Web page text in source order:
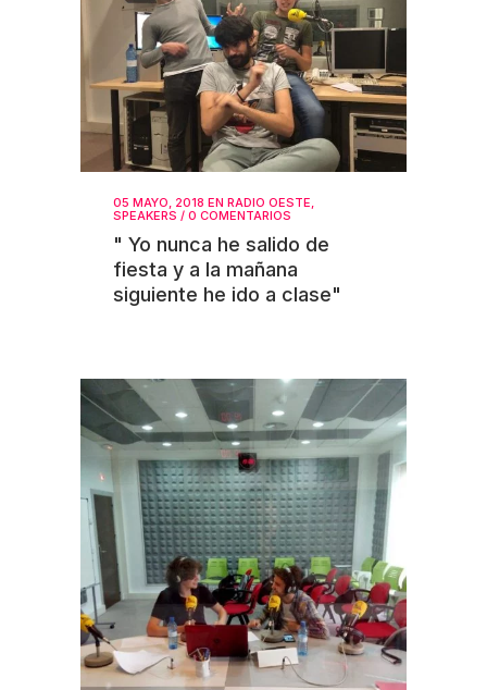
05 MAYO, 2018 EN RADIO OESTE,
SPEAKERS / 0 COMENTARIOS
" Yo nunca he salido de
fiesta y a la mañana
siguiente he ido a clase"